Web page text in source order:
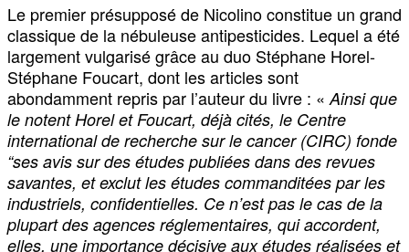
Le premier présupposé de Nicolino constitue un grand
classique de la nébuleuse antipesticides. Lequel a été
largement vulgarisé grâce au duo Stéphane Horel-
Stéphane Foucart, dont les articles sont
abondamment repris par l’auteur du livre : « Ainsi que
le notent Horel et Foucart, déjà cités, le Centre
international de recherche sur le cancer (CIRC) fonde
“ses avis sur des études publiées dans des revues
savantes, et exclut les études commanditées par les
industriels, confidentielles. Ce n’est pas le cas de la
plupart des agences réglementaires, qui accordent,
elles, une importance décisive aux études réalisées et